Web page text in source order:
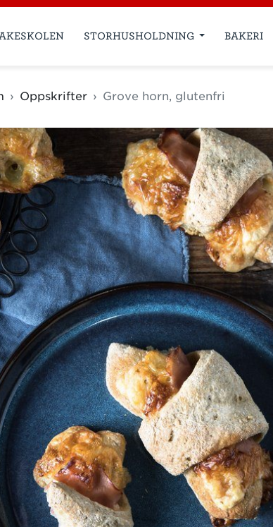
STORHUSHOLDNING BAKERI
Oppskrifter Grove horn, glutenfri